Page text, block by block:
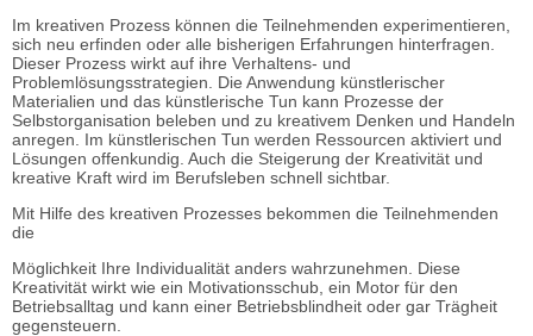
Im kreativen Prozess können die Teilnehmenden experimentieren,
sich neu erfinden oder alle bisherigen Erfahrungen hinterfragen.
Dieser Prozess wirkt auf ihre Verhaltens- und
Problemlösungsstrategien. Die Anwendung künstlerischer
Materialien und das künstlerische Tun kann Prozesse der
Selbstorganisation beleben und zu kreativem Denken und Handeln
anregen. Im künstlerischen Tun werden Ressourcen aktiviert und
Lösungen offenkundig. Auch die Steigerung der Kreativität und
kreative Kraft wird im Berufsleben schnell sichtbar.
Mit Hilfe des kreativen Prozesses bekommen die Teilnehmenden
die
Möglichkeit Ihre Individualität anders wahrzunehmen. Diese
Kreativität wirkt wie ein Motivationsschub, ein Motor für den
Betriebsalltag und kann einer Betriebsblindheit oder gar Trägheit
gegensteuern.